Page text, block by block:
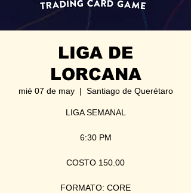
LIGA DE
LORCANA
mié 07 de may
  |
Santiago de Querétaro
LIGA SEMANAL
6:30 PM
COSTO 150.00
FORMATO: CORE